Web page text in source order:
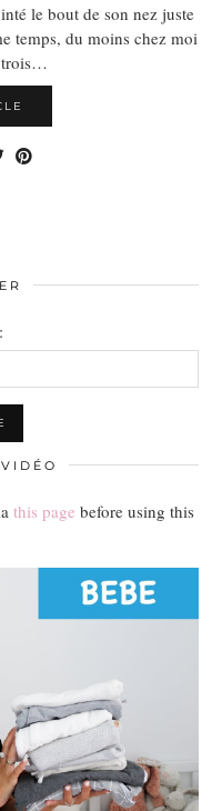
le bout de son nez juste
temps, du moins chez moi
trois…
this page before using this